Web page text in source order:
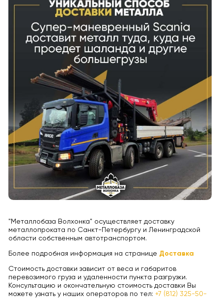
"Металлобаза Волхонка" осуществляет доставку
металлопроката по Санкт-Петербургу и Ленинградской
области собственным автотранспортом.
Более подробная информация на странице Доставка
Стоимость доставки зависит от веса и габаритов
перевозимого груза и удаленности пункта разгрузки.
Консультацию и окончательную стоимость доставки Вы
можете узнать у наших операторов по тел: +7 (812) 325-50-